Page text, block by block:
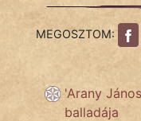
MEGOSZTOM:
'Arany
balladája